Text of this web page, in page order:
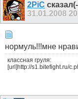
2PiC
31.01.2008
нормуль!!!мне
классная груля:
[url]http://s1.bitefight.ru/